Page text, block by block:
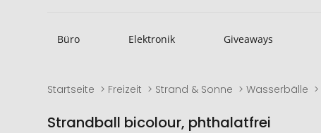
Büro Elektronik Giveaways
Startseite Freizeit Strand & Sonne Wasserbälle
Strandball bicolour, phthalatfrei